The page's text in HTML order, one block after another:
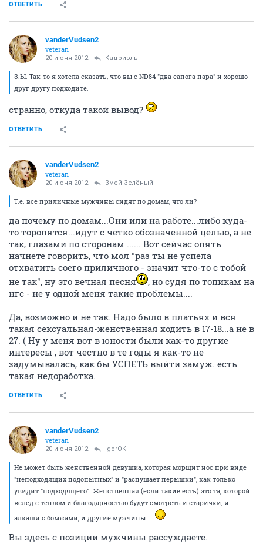
ОТВЕТИТЬ
vanderVudsen2
veteran
20 июня 2012 Кадриэль
З.Ы. Так-то я хотела сказать, что вы с ND84 "два сапога пара" и хорошо
друг другу подходите.
странно, откуда такой вывод?
ОТВЕТИТЬ
vanderVudsen2
veteran
20 июня 2012 Змей Зелёный
Т.е. все приличные мужчины сидят по домам, что ли?
да почему по домам...Они или на работе...либо куда-
то торопятся...идут с четко обозначенной целью, а не
так, глазами по сторонам ...... Вот сейчас опять
начнете говорить, что мол "раз ты не успела
отхватить соего приличного - значит что-то с тобой
не так", ну это вечная песня
, но судя по топикам на
нгс - не у одной меня такие проблемы....
Да, возможно и не так. Надо было в платьях и вся
такая сексуальная-женственная ходить в 17-18...а не в
27. ( Ну у меня вот в юности были как-то другие
интересы , вот честно в те годы я как-то не
задумывалась, как бы УСПЕТЬ выйти замуж. есть
такая недоработка.
ОТВЕТИТЬ
vanderVudsen2
veteran
20 июня 2012 IgorOK
Не может быть женственной девушка, которая морщит нос при виде
"неподходящих подопытных" и "распушает перышки", как только
увидит "подходящего". Женственная (если такие есть) это та, которой
вслед с теплом и благодарностью будут смотреть и старички, и
алкаши с бомжами, и другие мужчины....
Вы здесь с позиции мужчины рассуждаете.